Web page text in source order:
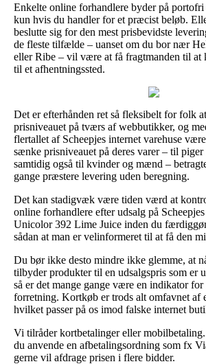
Enkelte online forhandlere byder på
kun hvis du handler for et præcist beløb.
beslutte sig for den mest prisbevidste
de fleste tilfælde – uanset om du bor nær
eller Ribe – vil være at få fragtmanden til at
til et afhentningssted.
Det er efterhånden ret så fleksibelt for folk
prisniveauet på tværs af webbutikker, og
flertallet af Scheepjes internet varehuse
sænke prisniveauet på deres varer – til
samtidig også til kvinder og mænd –
gange præstere levering uden beregning.
Det kan stadigvæk være tiden værd at
online forhandlere efter udsalg på
Unicolor 392 Lime Juice inden du
sådan at man er velinformeret til at få den
Du bør ikke desto mindre ikke glemme, at
tilbyder produkter til en udsalgspris som er
så er det mange gange være en indikator
forretning. Kortkøb er trods alt omfavnet af
hvilket passer på os imod falske internet
Vi tilråder kortbetalinger eller
du anvende en afbetalingsordning som fx
gerne vil afdrage prisen i flere bidder.